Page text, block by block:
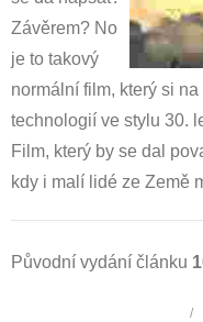
Závěrem? No
je to takový
normální film, který si
technologií ve stylu 30.
Film, který by se dal
kdy i malí lidé ze Země
Původní vydání článku